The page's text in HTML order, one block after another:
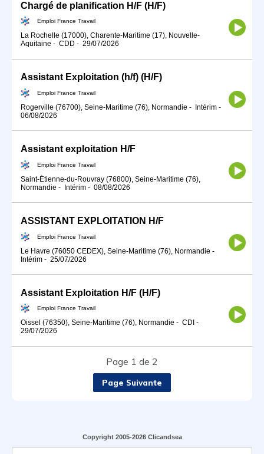
Chargé de planification H/F (H/F)
Emploi France Travail
La Rochelle (17000), Charente-Maritime (17), Nouvelle-
Aquitaine - CDD - 29/07/2026
Assistant Exploitation (h/f) (H/F)
Emploi France Travail
Rogerville (76700), Seine-Maritime (76), Normandie - Intérim -
06/08/2026
Assistant exploitation H/F
Emploi France Travail
Saint-Étienne-du-Rouvray (76800), Seine-Maritime (76),
Normandie - Intérim - 08/08/2026
ASSISTANT EXPLOITATION H/F
Emploi France Travail
Le Havre (76050 CEDEX), Seine-Maritime (76), Normandie -
Intérim - 25/07/2026
Assistant Exploitation H/F (H/F)
Emploi France Travail
Oissel (76350), Seine-Maritime (76), Normandie - CDI -
29/07/2026
Page 1 de 2
Page Suivante
Copyright 2005-2026 Clicandsea